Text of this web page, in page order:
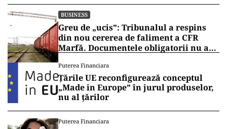
BUSINESS
Greu de „ucis”: Tribunalul a respins
din nou cererea de faliment a CFR
Marfă. Documentele obligatorii nu au
Puterea Financiara
Țările UE reconfigurează conceptul
„Made in Europe” în jurul produselor,
nu al țărilor
Puterea Financiara